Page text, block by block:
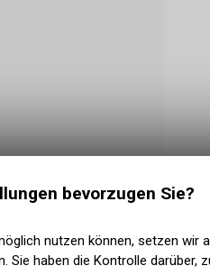
37mm
bevorzugen Sie?
nutzen können, setzen wir
Sie haben die Kontrolle darüber,